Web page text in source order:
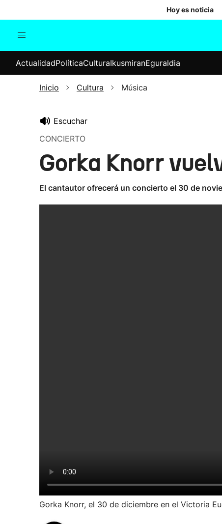
Hoy es noticia
Internacional
Elecciones
ActualidadPolíticaCulturaIkusmiranEguraldia
Inicio Cultura Música
Escuchar
CONCIERTO
Gorka Knorr
El cantautor ofrecerá un concierto el 30 de
Gorka Knorr, el 30 de diciembre en el Victoria